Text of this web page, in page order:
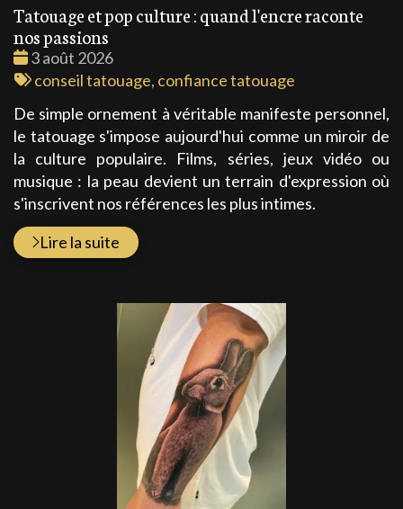
Tatouage et pop culture : quand l'encre raconte
nos passions
Date
:
3 août 2026
Tags
conseil tatouage, confiance tatouage
De simple ornement à véritable manifeste personnel,
le tatouage s'impose aujourd'hui comme un miroir de
la culture populaire. Films, séries, jeux vidéo ou
musique : la peau devient un terrain d'expression où
s'inscrivent nos références les plus intimes.
Lire la suite